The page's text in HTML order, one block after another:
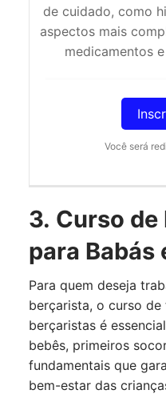
de cuidado, como
aspectos mais
medicamentos
Você será
3. Curso de
para Babás
Para quem deseja
berçarista, o curso
berçaristas é
bebês, primeiros
fundamentais que
bem-estar das